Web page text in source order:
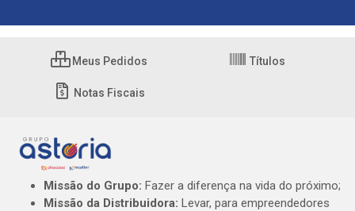
Meus Pedidos Títulos
Notas Fiscais
Missão do Grupo: Fazer a diferença na vida do próximo;
Missão da Distribuidora: Levar, para empreendedores